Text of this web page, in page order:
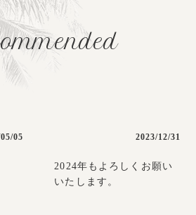
05 2023/12/31
2024年もよろしくお願い
いたします。